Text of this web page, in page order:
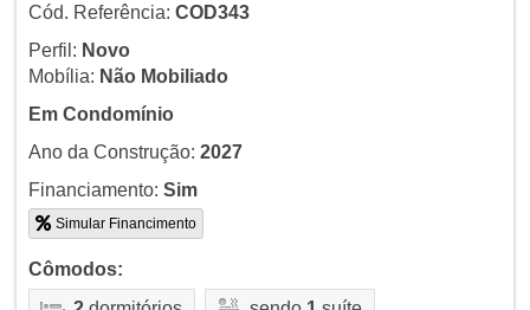
Cód. Referência: COD343
Perfil: Novo
Mobília: Não Mobiliado
Em Condomínio
Ano da Construção: 2027
Financiamento: Sim
Simular Financimento
Cômodos: